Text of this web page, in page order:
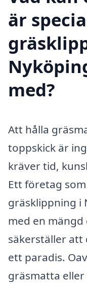
är
med?
Att hålla
toppskick är
kräver tid,
Ett företag
gräsklippning i
med en
säkerställer att
ett paradis.
gräsmatta